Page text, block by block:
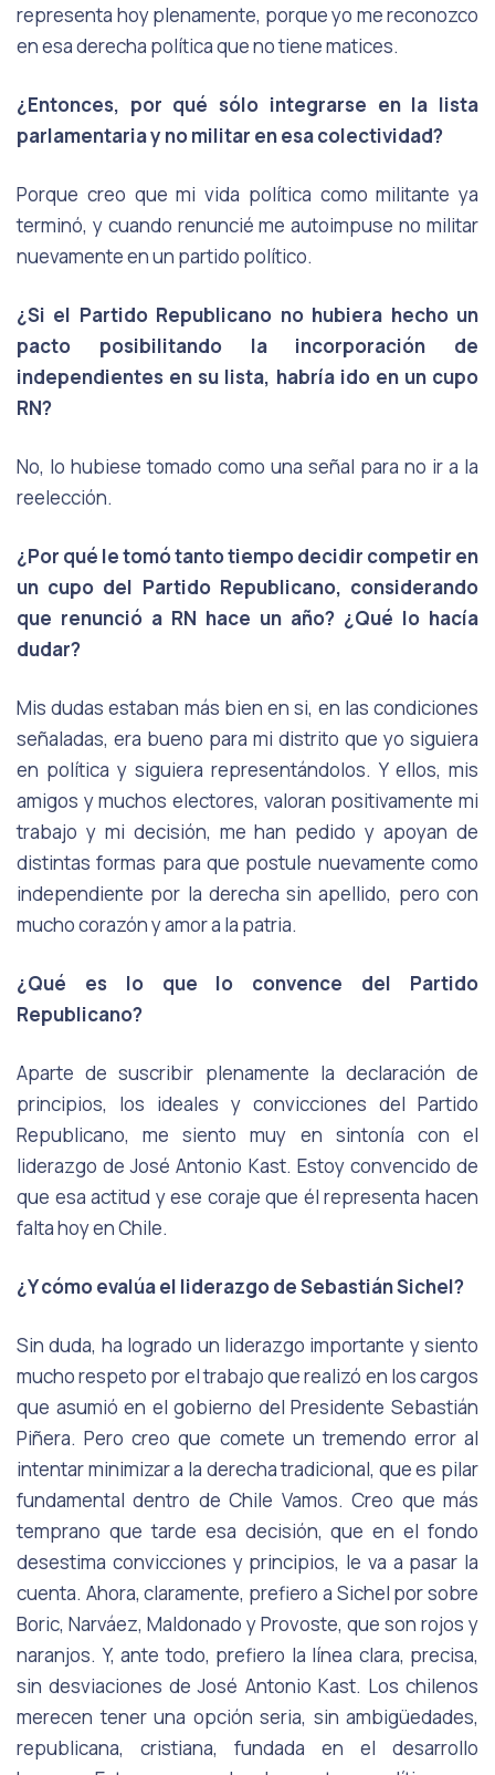
representa hoy plenamente, porque yo me reconozco
en esa derecha política que no tiene matices.
¿Entonces, por qué sólo integrarse en la lista
parlamentaria y no militar en esa colectividad?
Porque creo que mi vida política como militante ya
terminó, y cuando renuncié me autoimpuse no militar
nuevamente en un partido político.
¿Si el Partido Republicano no hubiera hecho un
pacto posibilitando la incorporación de
independientes en su lista, habría ido en un cupo
RN?
No, lo hubiese tomado como una señal para no ir a la
reelección.
¿Por qué le tomó tanto tiempo decidir competir en
un cupo del Partido Republicano, considerando
que renunció a RN hace un año? ¿Qué lo hacía
dudar?
Mis dudas estaban más bien en si, en las condiciones
señaladas, era bueno para mi distrito que yo siguiera
en política y siguiera representándolos. Y ellos, mis
amigos y muchos electores, valoran positivamente mi
trabajo y mi decisión, me han pedido y apoyan de
distintas formas para que postule nuevamente como
independiente por la derecha sin apellido, pero con
mucho corazón y amor a la patria.
¿Qué es lo que lo convence del Partido
Republicano?
Aparte de suscribir plenamente la declaración de
principios, los ideales y convicciones del Partido
Republicano, me siento muy en sintonía con el
liderazgo de José Antonio Kast. Estoy convencido de
que esa actitud y ese coraje que él representa hacen
falta hoy en Chile.
¿Y cómo evalúa el liderazgo de Sebastián Sichel?
Sin duda, ha logrado un liderazgo importante y siento
mucho respeto por el trabajo que realizó en los cargos
que asumió en el gobierno del Presidente Sebastián
Piñera. Pero creo que comete un tremendo error al
intentar minimizar a la derecha tradicional, que es pilar
fundamental dentro de Chile Vamos. Creo que más
temprano que tarde esa decisión, que en el fondo
desestima convicciones y principios, le va a pasar la
cuenta. Ahora, claramente, prefiero a Sichel por sobre
Boric, Narváez, Maldonado y Provoste, que son rojos y
naranjos. Y, ante todo, prefiero la línea clara, precisa,
sin desviaciones de José Antonio Kast. Los chilenos
merecen tener una opción seria, sin ambigüedades,
republicana, cristiana, fundada en el desarrollo